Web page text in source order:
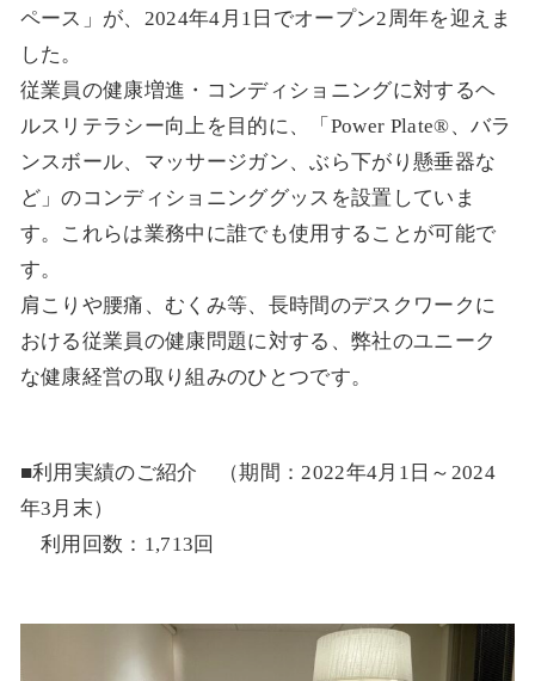
ペース」が、2024年4月1日でオープン2周年を迎えま
した。
従業員の健康増進・コンディショニングに対するヘ
ルスリテラシー向上を目的に、「Power Plate®、バラ
ンスボール、マッサージガン、ぶら下がり懸垂器な
ど」のコンディショニンググッスを設置していま
す。これらは業務中に誰でも使用することが可能で
す。
肩こりや腰痛、むくみ等、長時間のデスクワークに
おける従業員の健康問題に対する、弊社のユニーク
な健康経営の取り組みのひとつです。
■利用実績のご紹介 （期間：2022年4月1日～2024
年3月末）
利用回数：1,713回